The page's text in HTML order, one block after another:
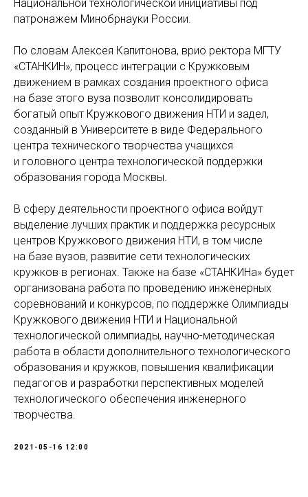
Национальной технологической инициативы под
патронажем Минобрнауки России.
По словам Алексея Капитонова, врио ректора МГТУ
«СТАНКИН», процесс интеграции с Кружковым
движением в рамках создания проектного офиса
на базе этого вуза позволит консолидировать
богатый опыт Кружкового движения НТИ и задел,
созданный в Университете в виде Федерального
центра технического творчества учащихся
и головного центра технологической поддержки
образования города Москвы.
В сферу деятельности проектного офиса войдут
выделение лучших практик и поддержка ресурсных
центров Кружкового движения НТИ, в том числе
на базе вузов, развитие сети технологических
кружков в регионах. Также на базе «СТАНКИНа» будет
организована работа по проведению инженерных
соревнований и конкурсов, по поддержке Олимпиады
Кружкового движения НТИ и Национальной
технологической олимпиады, научно-методическая
работа в области дополнительного технологического
образования и кружков, повышения квалификации
педагогов и разработки перспективных моделей
технологического обеспечения инженерного
творчества.
2021-05-16 12:00